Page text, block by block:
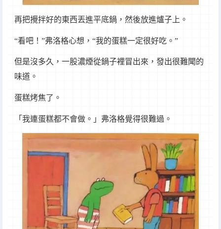
再把攪拌好的東西丟進平底鍋，然後放進爐子上。
“看吧！”弗洛格心想，“我的蛋糕一定很好吃。”
但是沒多久，一股濃煙從鍋子裡冒出來，發出很難聞的
味道。
蛋糕烤焦了。
「我連蛋糕都不會做。」弗洛格覺得很難過。